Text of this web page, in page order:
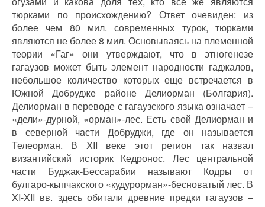
тюрками по происхождению? Ответ очевиден: из
более чем 80 мил. современных турок, тюрками
являются не более 8 мил. Основываясь на племенной
теории «Гаг» они утверждают, что в этногенезе
гагаузов может быть элемент народности гаджалов,
небольшое количество которых еще встречается в
Южной Добрудже районе Делиорман (Болгария).
Делиорман в переводе с гагаузского языка означает –
«дели»-дурной, «орман»-лес. Есть свой Делиорман и
в северной части Добруджи, где он называется
Телеорман. В XII веке этот регион так назвал
византийский историк Кедронос. Лес центральной
части Буджак-Бессарабии называют Кодры от
булгаро-кыпчакского «кудурорман»-бесноватый лес. В
XI-XII вв. здесь обитали древние предки гагаузов –